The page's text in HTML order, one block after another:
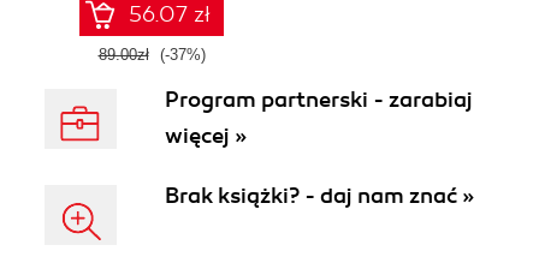
56.07 zł
89.00zł (-37%)
Program partnerski - zarabiaj
więcej »
Brak książki? - daj nam znać »